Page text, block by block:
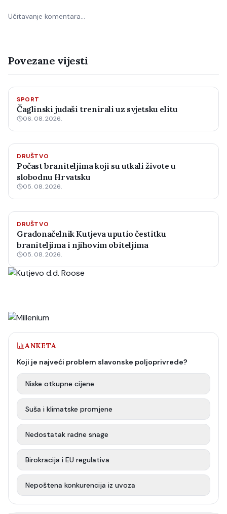
Učitavanje komentara…
Povezane vijesti
SPORT
Čaglinski judaši trenirali uz svjetsku elitu
06. 08. 2026.
DRUŠTVO
Počast braniteljima koji su utkali živote u
slobodnu Hrvatsku
05. 08. 2026.
DRUŠTVO
Gradonačelnik Kutjeva uputio čestitku
braniteljima i njihovim obiteljima
05. 08. 2026.
ANKETA
Koji je najveći problem slavonske poljoprivrede?
Niske otkupne cijene
Suša i klimatske promjene
Nedostatak radne snage
Birokracija i EU regulativa
Nepoštena konkurencija iz uvoza